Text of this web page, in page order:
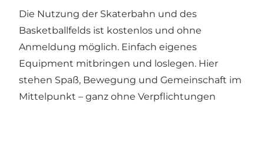
Die Nutzung der Skaterbahn und des
Basketballfelds ist kostenlos und ohne
Anmeldung möglich. Einfach eigenes
Equipment mitbringen und loslegen. Hier
stehen Spaß, Bewegung und Gemeinschaft im
Mittelpunkt – ganz ohne Verpflichtungen